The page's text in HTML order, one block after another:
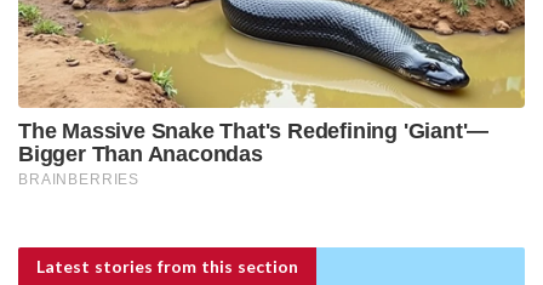
Latest stories from this section